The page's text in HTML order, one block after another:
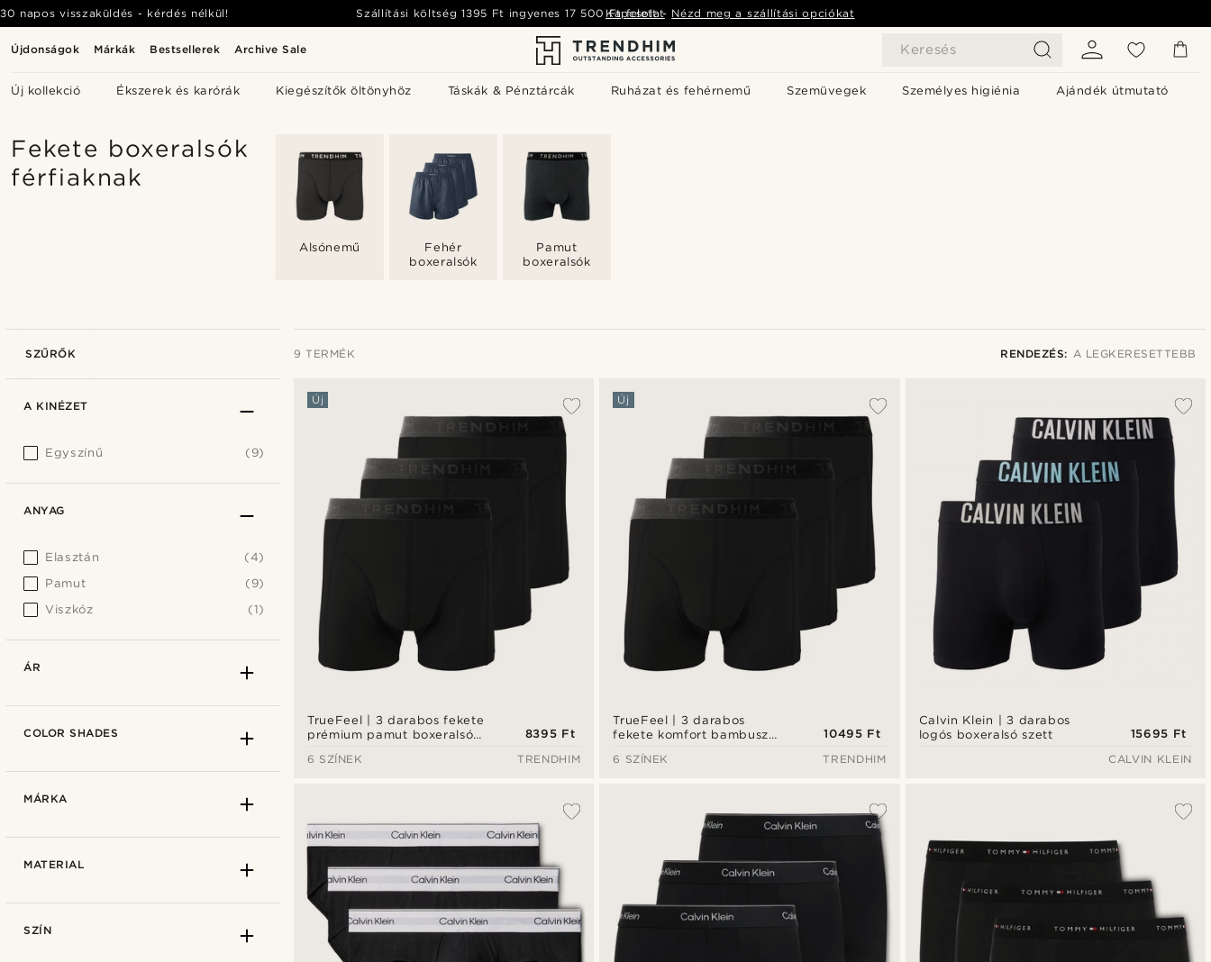
Újdonságok Márkák Bestsellerek Archive Sale Keresés
Új kollekció Ékszerek és karórák Kiegészítők öltönyhöz Táskák & Pénztárcák Ruházat és fehérnemű Szemüvegek Személyes higiénia Ajándék útmutató
30 napos visszaküldés - kérdés nélkül! Szállítási költség1395 Ft ingyenes 17 500 Ft felett- Nézd meg a szállítási opciókat
Kapcsolat
Fekete boxeralsók
férfiaknak
Alsónemű
Fehér
boxeralsók
Pamut
boxeralsók
SZŰRŐK 9 TERMÉK RENDEZÉS: A LEGKERESETTEBB
Legfrissebb
Legmagasabb ár
TrueFeel | 3 darabos fekete
prémium pamut boxeralsó
Új
8395 Ft
6 SZÍNEK
TRENDHIM
TrueFeel | 3 darabos
fekete komfort bambusz
Új
10495 Ft
6 SZÍNEK
TRENDHIM
Calvin Klein | 3 darabos
logós boxeralsó szett
15695 Ft
CALVIN KLEIN
A KINÉZET
Egyszínű (9)
ANYAG
Elasztán
(4)
Pamut
(9)
Viszkóz
(1)
ÁR
COLOR SHADES
MÁRKA
MATERIAL
SZÍN